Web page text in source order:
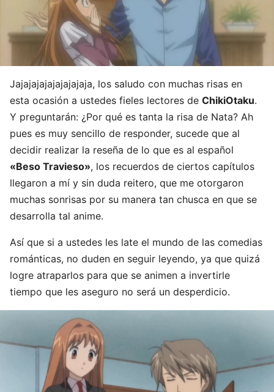
Jajajajajajajajajaja, los saludo con muchas risas en
esta ocasión a ustedes fieles lectores de ChikiOtaku.
Y preguntarán: ¿Por qué es tanta la risa de Nata? Ah
pues es muy sencillo de responder, sucede que al
decidir realizar la reseña de lo que es al español
«Beso Travieso», los recuerdos de ciertos capítulos
llegaron a mí y sin duda reitero, que me otorgaron
muchas sonrisas por su manera tan chusca en que se
desarrolla tal anime.
Así que si a ustedes les late el mundo de las comedias
románticas, no duden en seguir leyendo, ya que quizá
logre atraparlos para que se animen a invertirle
tiempo que les aseguro no será un desperdicio.